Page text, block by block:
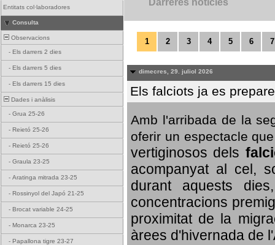
Entitats col·laboradores
Consulta
Observacions
- Els darrers 2 dies
- Els darrers 5 dies
- Els darrers 15 dies
Dades i anàlisis
- Grua 25-26
- Reietó 25-26
- Reietó 25-26
- Graula 23-25
- Aratinga mitrada 23-25
- Rossinyol del Japó 21-25
- Brocat variable 24-25
- Monarca 23-25
- Papallona tigre 23-27
Darreres notícies
1 2 3 4 5 6 7
dimecres, 29. juliol 2026
Els falciots ja es
Amb l'arribada de la
oferir un espectacle
vertiginosos dels
acompanyat al cel,
durant aquests
concentracions
proximitat de la
àrees d'hivernada de